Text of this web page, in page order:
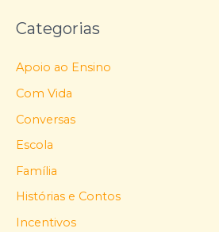
Categorias
Apoio ao Ensino
Com Vida
Conversas
Escola
Família
Histórias e Contos
Incentivos